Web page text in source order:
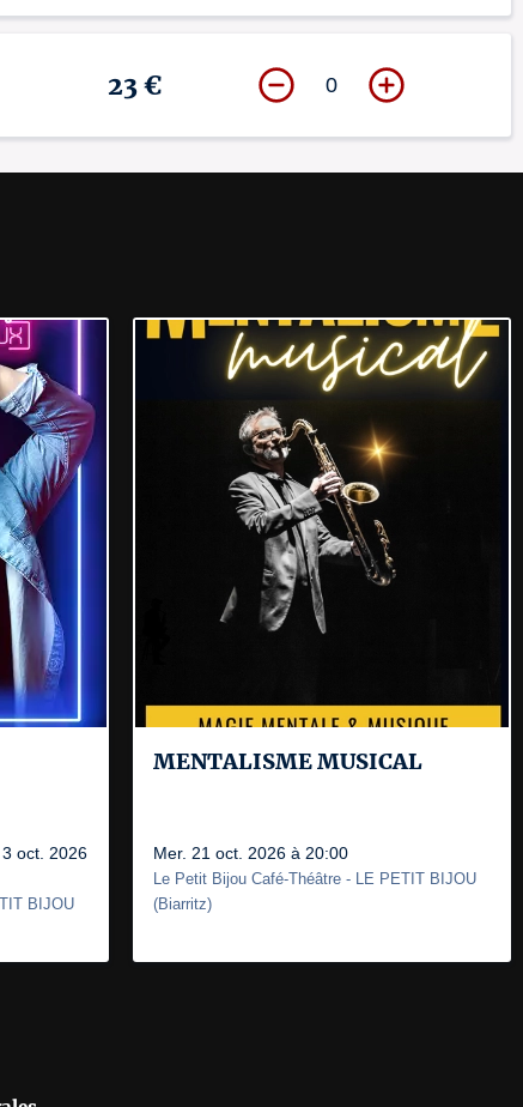
23 € 0
oct. 2026
BIJOU
MENTALISME MUSICAL
Mer. 21 oct. 2026 à 20:00
Le Petit Bijou Café-Théâtre - LE PETIT BIJOU
(Biarritz)